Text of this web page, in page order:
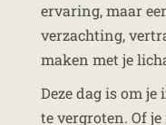
ervaring, maar
verzachting,
maken met je
Deze dag is om
te vergroten. Of